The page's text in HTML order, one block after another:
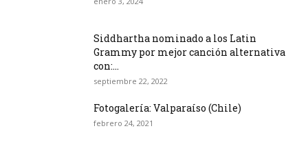
Siddhartha nominado a los Latin
Grammy por mejor canción alternativa
con:...
septiembre 22, 2022
Fotogalería: Valparaíso (Chile)
febrero 24, 2021